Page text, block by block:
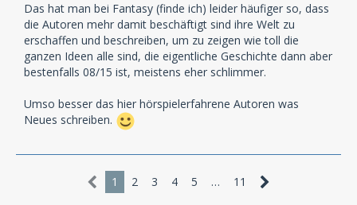
Das hat man bei Fantasy (finde ich) leider häufiger so, dass
die Autoren mehr damit beschäftigt sind ihre Welt zu
erschaffen und beschreiben, um zu zeigen wie toll die
ganzen Ideen alle sind, die eigentliche Geschichte dann aber
bestenfalls 08/15 ist, meistens eher schlimmer.
Umso besser das hier hörspielerfahrene Autoren was
Neues schreiben.
1 2 3 4 5 … 11